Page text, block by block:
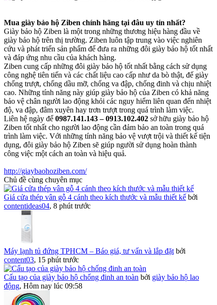
Mua giày bảo hộ Ziben chính hãng tại đâu uy tín nhất?
Giày bảo hộ Ziben là một trong những thương hiệu hàng đầu về
giày bảo hộ trên thị trường. Ziben luôn tập trung vào việc nghiên
cứu và phát triển sản phẩm để đưa ra những đôi giày bảo hộ tốt nhất
và đáp ứng nhu cầu của khách hàng.
Ziben cung cấp những đôi giày bảo hộ tốt nhất bằng cách sử dụng
công nghệ tiên tiến và các chất liệu cao cấp như da bò thật, đế giày
chống trượt, chống dầu mỡ, chống va đập, chống đinh và chịu nhiệt
cao. Những tính năng này giúp giày bảo hộ của Ziben có khả năng
bảo vệ chân người lao động khỏi các nguy hiểm liên quan đến nhiệt
độ, va đập, đâm xuyên hay trơn trượt trong quá trình làm việc.
Liên hệ ngày để 0987.141.143 – 0913.102.402 sở hữu giày bảo hộ
Ziben tốt nhất cho người lao động cần đảm bảo an toàn trong quá
trình làm việc. Với những tính năng bảo vệ vượt trội và thiết kế tiện
dụng, đôi giày bảo hộ Ziben sẽ giúp người sử dụng hoàn thành
công việc một cách an toàn và hiệu quả.
http://giaybaohoziben.com/
Chủ đề cùng chuyên mục
Giá cửa thép vân gỗ 4 cánh theo kích thước và mẫu thiết kế bởi
contentideas04, 8 phút trước
Máy lạnh tủ đứng TPHCM – Báo giá, tư vấn và lắp đặt bởi
content03, 15 phút trước
Cấu tạo của giày bảo hộ chống đinh an toàn bởi giày bảo hộ lao
động, Hôm nay lúc 09:58